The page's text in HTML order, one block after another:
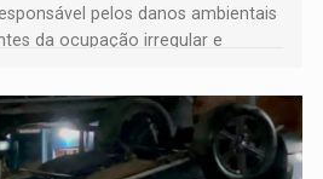
pelos danos ambientais
da ocupação irregular e